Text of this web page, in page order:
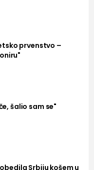
prvenstvo –
šalio sam se"
Srbiju košem u